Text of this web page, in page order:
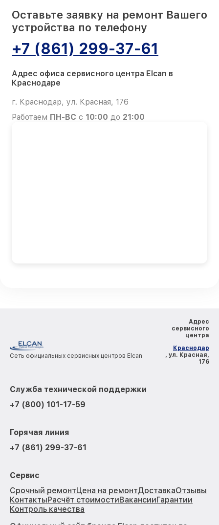
Оставьте заявку на ремонт Вашего
устройства по телефону
+7 (861) 299-37-61
Адрес офиса сервисного центра Elcan в
Краснодаре
г. Краснодар, ул. Красная, 176
Работаем ПН-ВС с 10:00 до 21:00
Сеть официальных сервисных центров Elcan
Адрес
сервисного
центра
Краснодар
, ул. Красная,
176
Служба технической поддержки
+7 (800) 101-17-59
Горячая линия
+7 (861) 299-37-61
Сервис
Срочный ремонтЦена на ремонтДоставкаОтзывы
КонтактыРасчёт стоимостиВакансииГарантии
Контроль качества